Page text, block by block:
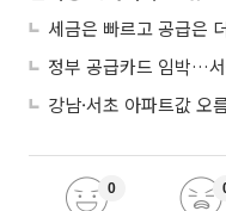
세금은 빠르고 공급은
0